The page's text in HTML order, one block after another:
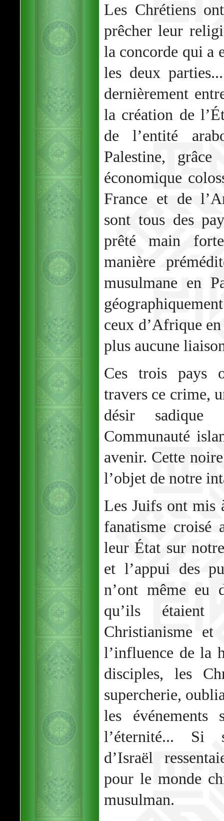
Les Chrétiens
prêcher leur
la concorde qui a
les deux
dernièrement
la création de
de l’entité
Palestine,
économique
France et de
sont tous des
prêté main
manière
musulmane en
ceux d’Afrique
plus aucune
Ces trois pays
travers ce crime,
désir sadique
Communauté
avenir. Cette
l’objet de notre
Les Juifs ont mis
fanatisme croisé
leur État sur
et l’appui des
n’ont même eu
qu’ils
Christianisme
l’influence de la
disciples, les
supercherie,
les événements
l’éternité... Si
d’Israël
pour le monde
musulman.